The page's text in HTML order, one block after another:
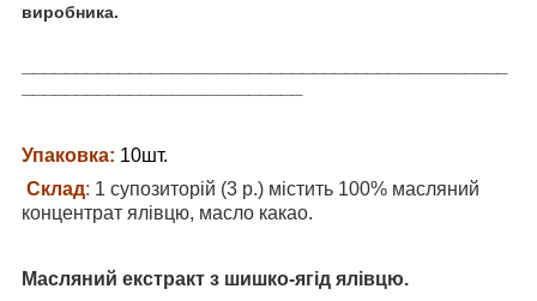
виробника.
Упаковка: 10шт.
Склад: 1 супозиторій (3 р.) містить 100% масляний
концентрат ялівцю, масло какао.
Масляний екстракт з шишко-ягід ялівцю.